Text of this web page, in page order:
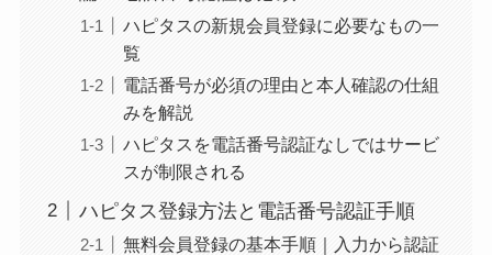
ハピタスの新規会員登録に必要なもの一
覧
電話番号が必須の理由と本人確認の仕組
みを解説
ハピタスを電話番号認証なしではサービ
スが制限される
ハピタス登録方法と電話番号認証手順
無料会員登録の基本手順｜入力から認証